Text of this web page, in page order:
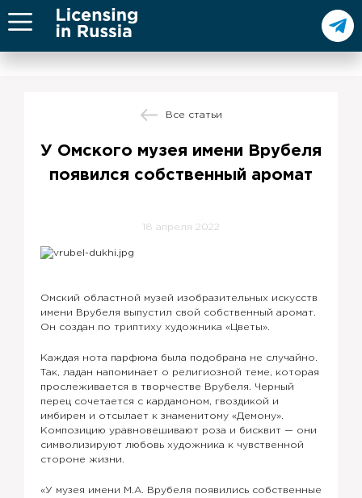
Все статьи
У Омского музея имени Врубеля
появился собственный аромат
18 апреля 2022
Омский областной музей изобразительных искусств
имени Врубеля выпустил свой собственный аромат.
Он создан по триптиху художника «Цветы».
Каждая нота парфюма была подобрана не случайно.
Так, ладан напоминает о религиозной теме, которая
прослеживается в творчестве Врубеля. Черный
перец сочетается с кардамоном, гвоздикой и
имбирем и отсылает к знаменитому «Демону».
Композицию уравновешивают роза и бисквит — они
символизируют любовь художника к чувственной
стороне жизни.
«У музея имени М.А. Врубеля появились собственные